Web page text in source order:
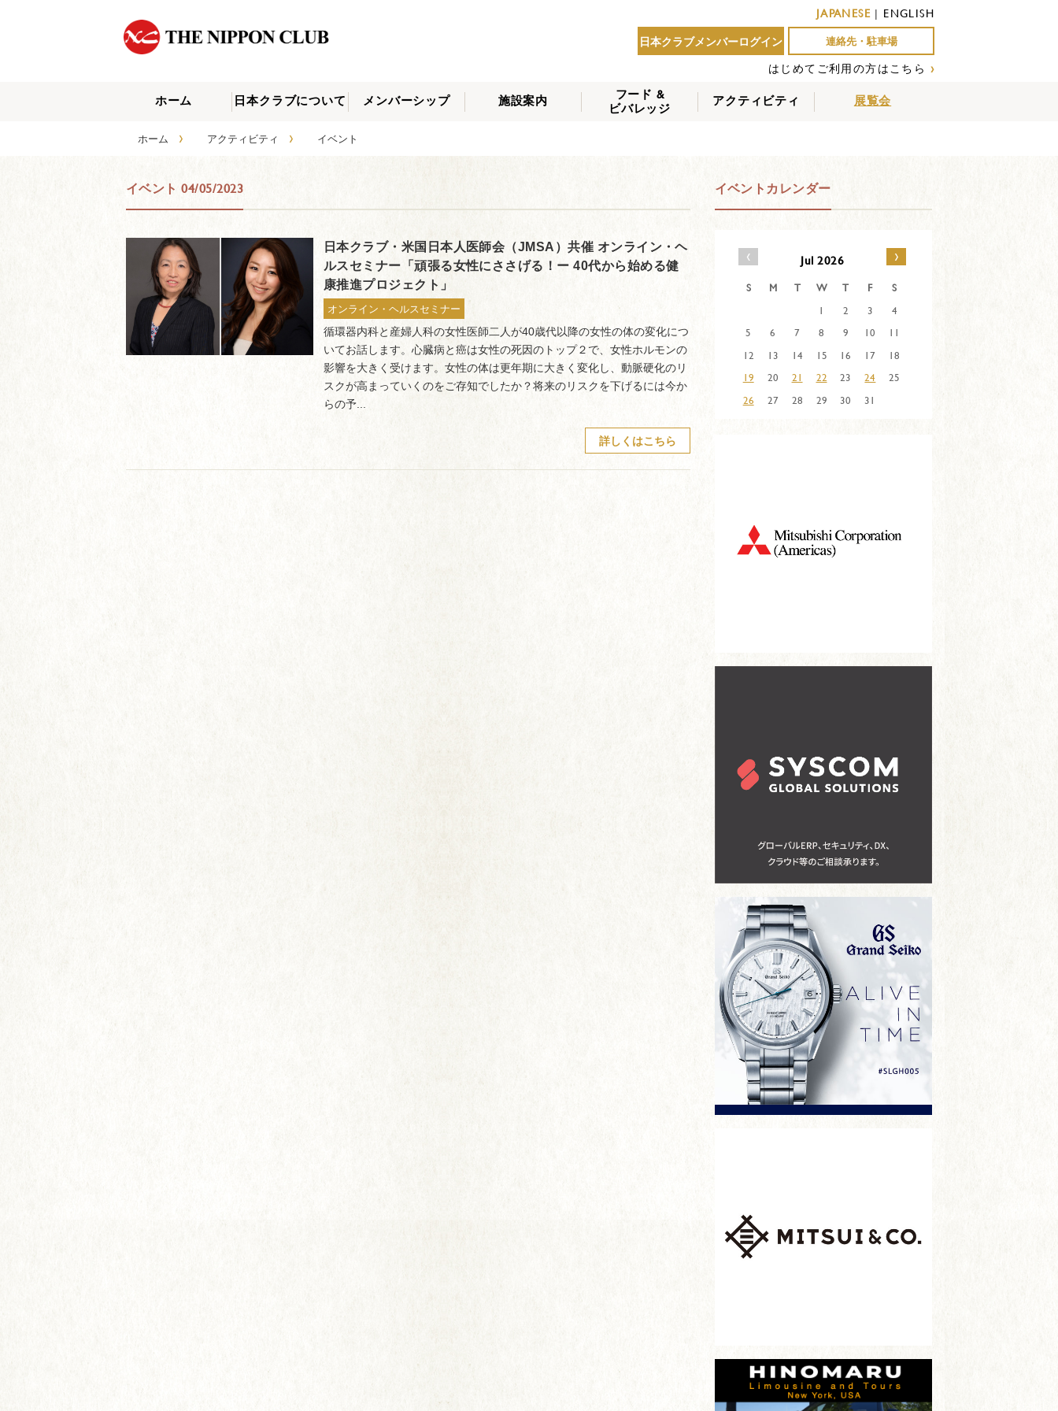
JAPANESE| ENGLISH
日本クラブメンバーログイン
連絡先・駐車場
はじめてご利用の方はこちら ›
ホーム
日本クラブについて メンバーシップ
メンバーシップの種
施設案内
フード &
ビバレッジ
アクティビティ 展覧会
ホーム › アクティビティ › イベント
イベント 04/05/2023
日本クラブ・米国日本人医師会（JMSA）共催 オンライン・ヘ
ルスセミナー「頑張る女性にささげる！ー 40代から始める健
康推進プロジェクト」
オンライン・ヘルスセミナー
循環器内科と産婦人科の女性医師二人が40歳代以降の女性の体の変化につ
いてお話します。心臓病と癌は女性の死因のトップ２で、女性ホルモンの
影響を大きく受けます。女性の体は更年期に大きく変化し、動脈硬化のリ
スクが高まっていくのをご存知でしたか？将来のリスクを下げるには今か
らの予...
詳しくはこちら
イベントカレンダー
‹ Jul 2026 ›
S M T W T F
S
1
2 3
4
5
6 7 8 9 10
11
12
13 14 15 16 17
18
19
20 21 22 23 24
25
26
27 28 29 30 31